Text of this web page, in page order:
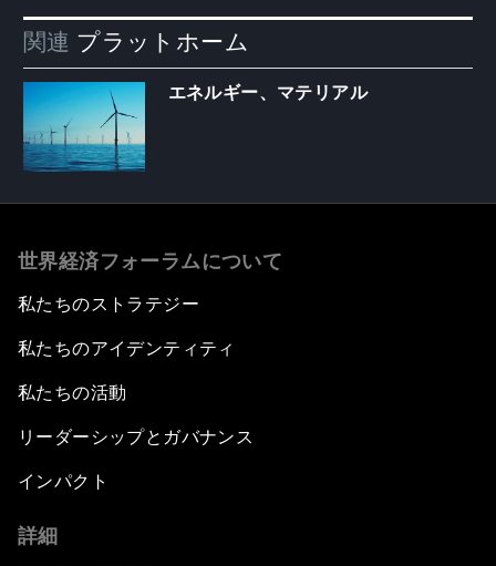
関連 プラットホーム
エネルギー、マテリアル
世界経済フォーラムについて
私たちのストラテジー
私たちのアイデンティティ
私たちの活動
リーダーシップとガバナンス
インパクト
詳細